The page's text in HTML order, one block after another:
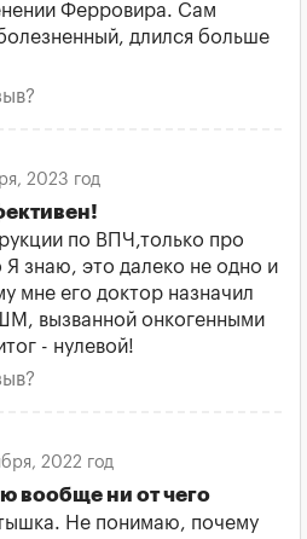
Ферровира. Сам
длился больше
2023 год
по ВПЧ,только про
знаю, это далеко не одно и
мне его доктор назначил
вызванной онкогенными
- нулевой!
2022 год
вообще ни от чего
Не понимаю, почему